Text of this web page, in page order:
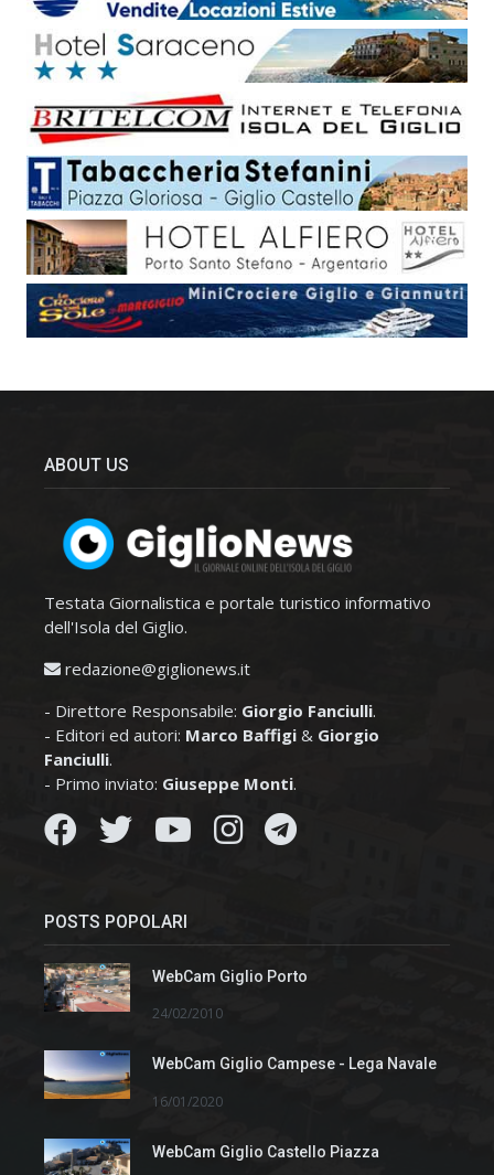
ABOUT US
Testata Giornalistica e portale turistico informativo
dell'Isola del Giglio.
redazione@giglionews.it
- Direttore Responsabile: Giorgio Fanciulli.
- Editori ed autori: Marco Baffigi & Giorgio
Fanciulli.
- Primo inviato: Giuseppe Monti.
POSTS POPOLARI
WebCam Giglio Porto
24/02/2010
WebCam Giglio Campese - Lega Navale
16/01/2020
WebCam Giglio Castello Piazza